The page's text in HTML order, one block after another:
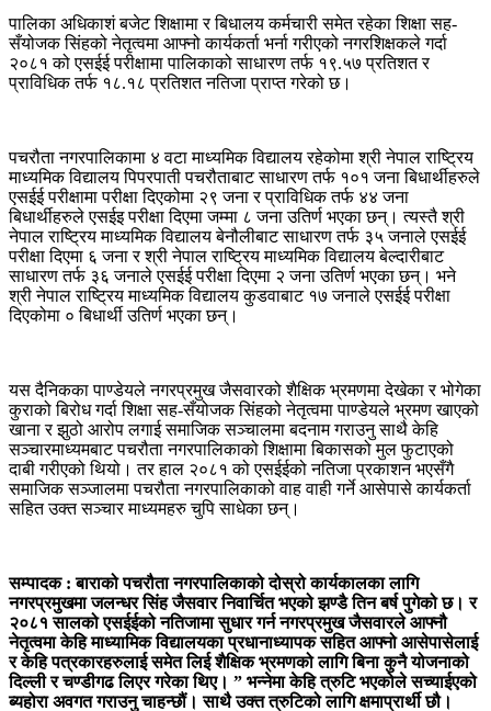
पालिका अधिकाशं बजेट शिक्षामा र बिधालय कर्मचारी समेत रहेका शिक्षा सह-
सँयोजक सिंहको नेतृत्वमा आफ्नो कार्यकर्ता भर्ना गरीएको नगरशिक्षकले गर्दा
२०८१ को एसईई परीक्षामा पालिकाको साधारण तर्फ १९.५७ प्रतिशत र
प्राविधिक तर्फ १८.१८ प्रतिशत नतिजा प्राप्त गरेको छ।
पचरौता नगरपालिकामा ४ वटा माध्यमिक विद्यालय रहेकोमा श्री नेपाल राष्ट्रिय
माध्यमिक विद्यालय पिपरपाती पचरौताबाट साधारण तर्फ १०१ जना बिधार्थीहरुले
एसईई परीक्षामा परीक्षा दिएकोमा २९ जना र प्राविधिक तर्फ ४४ जना
बिधार्थीहरुले एसईइ परीक्षा दिएमा जम्मा ८ जना उतिर्ण भएका छन्। त्यस्तै श्री
नेपाल राष्ट्रिय माध्यमिक विद्यालय बेनौलीबाट साधारण तर्फ ३५ जनाले एसईई
परीक्षा दिएमा ६ जना र श्री नेपाल राष्ट्रिय माध्यमिक विद्यालय बेल्दारीबाट
साधारण तर्फ ३६ जनाले एसईई परीक्षा दिएमा २ जना उतिर्ण भएका छन्। भने
श्री नेपाल राष्ट्रिय माध्यमिक विद्यालय कुडवाबाट १७ जनाले एसईई परीक्षा
दिएकोमा ० बिधार्थी उतिर्ण भएका छन्।
यस दैनिकका पाण्डेयले नगरप्रमुख जैसवारको शैक्षिक भ्रमणमा देखेका र भोगेका
कुराको बिरोध गर्दा शिक्षा सह-सँयोजक सिंहको नेतृत्वमा पाण्डेयले भ्रमण खाएको
खाना र झुठो आरोप लगाई समाजिक सञ्चालमा बदनाम गराउनु साथै केहि
सञ्चारमाध्यमबाट पचरौता नगरपालिकाको शिक्षामा बिकासको मुल फुटाएको
दाबी गरीएको थियो। तर हाल २०८१ को एसईईको नतिजा प्रकाशन भएसँगै
समाजिक सञ्जालमा पचरौता नगरपालिकाको वाह वाही गर्ने आसेपासे कार्यकर्ता
सहित उक्त सञ्चार माध्यमहरु चुपि साधेका छन्।
सम्पादक : बाराको पचरौता नगरपालिकाको दोस्रो कार्यकालका लागि
नगरप्रमुखमा जलन्धर सिंह जैसवार निवार्चित भएको झण्डै तिन बर्ष पुगेको छ। र
२०८१ सालको एसईईको नतिजामा सुधार गर्न नगरप्रमुख जैसवारले आफ्नौ
नेतृत्वमा केहि माध्यामिक विद्यालयका प्रधानाध्यापक सहित आफ्नो आसेपासेलाई
र केहि पत्रकारहरुलाई समेत लिई शैक्षिक भ्रमणको लागि बिना कुनै योजनाको
दिल्ली र चण्डीगढ लिएर गरेका थिए। ” भन्नेमा केहि त्रुटि भएकोले सच्याईएको
ब्यहोरा अवगत गराउनु चाहन्छौं। साथै उक्त त्रुटिको लागि क्षमाप्रार्थी छौ।